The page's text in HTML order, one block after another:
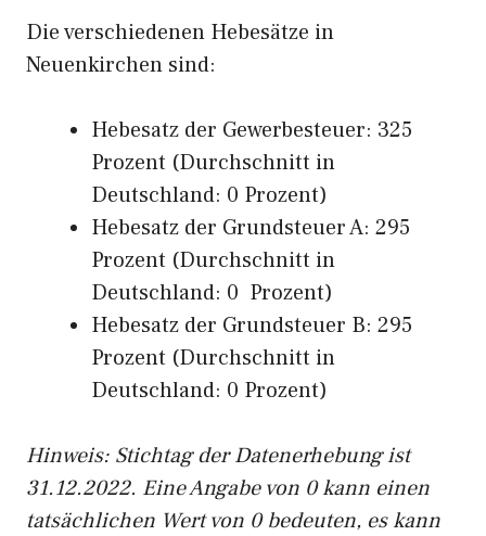
Die verschiedenen Hebesätze in
Neuenkirchen sind:
Hebesatz der Gewerbesteuer: 325
Prozent (Durchschnitt in
Deutschland: 0 Prozent)
Hebesatz der Grundsteuer A: 295
Prozent (Durchschnitt in
Deutschland: 0 Prozent)
Hebesatz der Grundsteuer B: 295
Prozent (Durchschnitt in
Deutschland: 0 Prozent)
Hinweis: Stichtag der Datenerhebung ist
31.12.2022. Eine Angabe von 0 kann einen
tatsächlichen Wert von 0 bedeuten, es kann